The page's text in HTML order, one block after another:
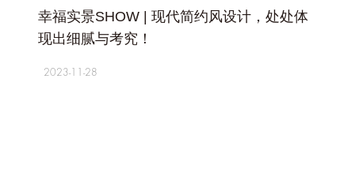
幸福实景SHOW | 现代简约风设计，处处体
现出细腻与考究！
2023-11-28